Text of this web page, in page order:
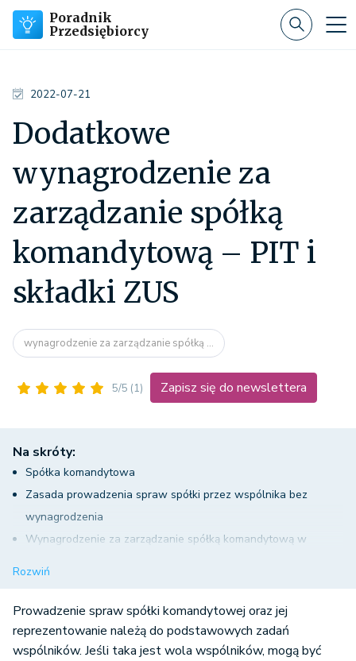
Poradnik
Przedsiębiorcy
2022-07-21
Dodatkowe
wynagrodzenie za
zarządzanie spółką
komandytową – PIT i
składki ZUS
wynagrodzenie za zarządzanie spółką ...
5/5 (1) Zapisz się do newslettera
Na skróty:
Spółka komandytowa
Zasada prowadzenia spraw spółki przez wspólnika bez
wynagrodzenia
Wynagrodzenie za zarządzanie spółką komandytową w
Składki ZUS od wynagrodzenia wspólnika
Rozwiń
Prowadzenie spraw spółki komandytowej oraz jej
reprezentowanie należą do podstawowych zadań
wspólników. Jeśli taka jest wola wspólników, mogą być